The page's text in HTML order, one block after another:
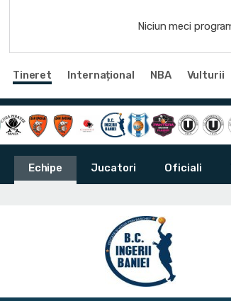
Niciun meci
Tineret Internațional NBA Vulturii
Echipe Jucatori Oficiali